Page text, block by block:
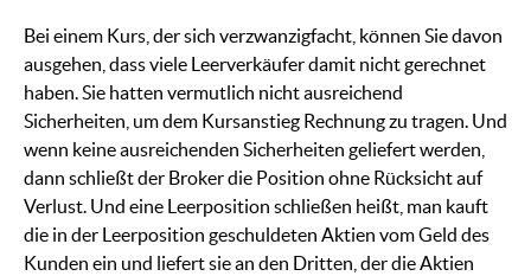
Bei einem Kurs, der sich verzwanzigfacht, können Sie davon
ausgehen, dass viele Leerverkäufer damit nicht gerechnet
haben. Sie hatten vermutlich nicht ausreichend
Sicherheiten, um dem Kursanstieg Rechnung zu tragen. Und
wenn keine ausreichenden Sicherheiten geliefert werden,
dann schließt der Broker die Position ohne Rücksicht auf
Verlust. Und eine Leerposition schließen heißt, man kauft
die in der Leerposition geschuldeten Aktien vom Geld des
Kunden ein und liefert sie an den Dritten, der die Aktien